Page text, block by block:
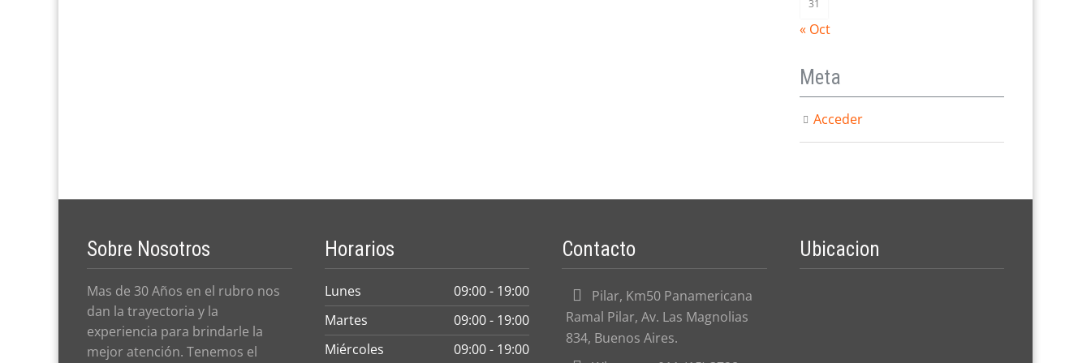
31
« Oct
Meta
Acceder
Sobre Nosotros
Mas de 30 Años en el rubro nos
dan la trayectoria y la
experiencia para brindarle la
mejor atención. Tenemos el
Horarios
Lunes
09:00 - 19:00
Martes
09:00 - 19:00
Miércoles
09:00 - 19:00
Contacto
Pilar, Km50 Panamericana
Ramal Pilar, Av. Las Magnolias
834, Buenos Aires.
Ubicacion